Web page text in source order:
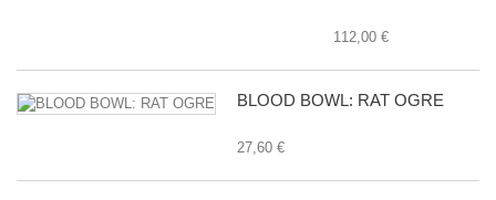
112,00 €
BLOOD BOWL: RAT OGRE
27,60 €